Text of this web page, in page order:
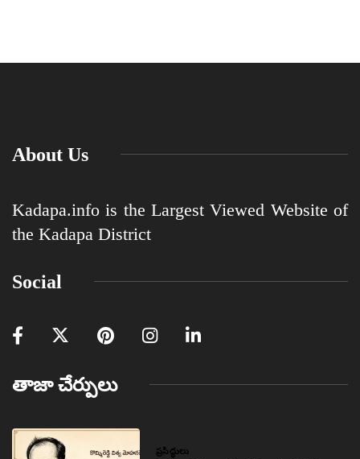
About Us
Kadapa.info is the Largest Viewed Website of
the Kadapa District
Social
తాజా చేర్పులు
ప్రసిద్ధులు